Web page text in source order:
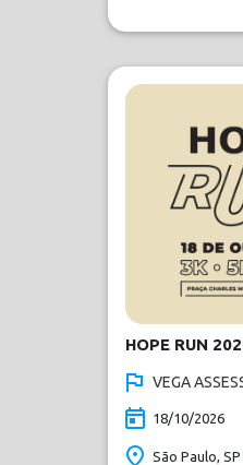
HOPE RUN
VEGA
18/10/2026
São Paulo, SP